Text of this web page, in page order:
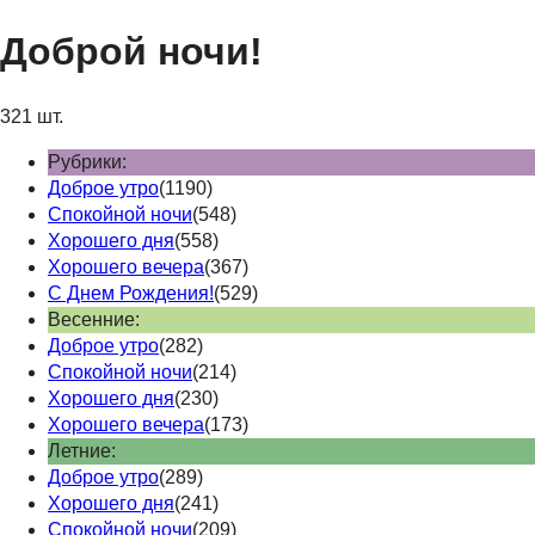
Доброй ночи!
321 шт.
Рубрики:
Доброе утро(1190)
Спокойной ночи(548)
Хорошего дня(558)
Хорошего вечера(367)
С Днем Рождения!(529)
Весенние:
Доброе утро(282)
Спокойной ночи(214)
Хорошего дня(230)
Хорошего вечера(173)
Летние:
Доброе утро(289)
Хорошего дня(241)
Спокойной ночи(209)